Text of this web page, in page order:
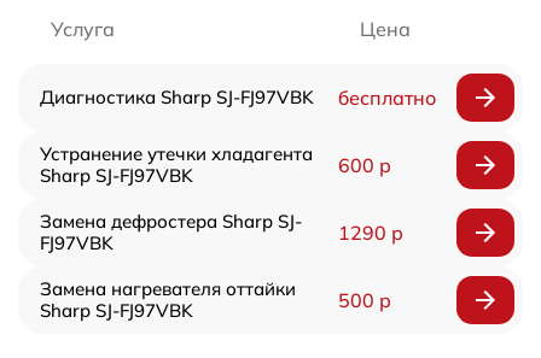
Услуга Цена
Диагностика Sharp SJ-FJ97VBK бесплатно
Устранение утечки хладагента
Sharp SJ-FJ97VBK
600 р
Замена дефростера Sharp SJ-
FJ97VBK
1290 р
Замена нагревателя оттайки
Sharp SJ-FJ97VBK
500 р